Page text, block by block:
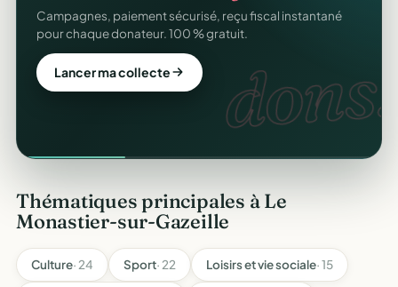
dons.
Campagnes, paiement sécurisé, reçu fiscal instantané
pour chaque donateur. 100 % gratuit.
Lancer ma collecte
Thématiques principales à Le
Monastier-sur-Gazeille
Culture· 24 Sport· 22 Loisirs et vie sociale· 15